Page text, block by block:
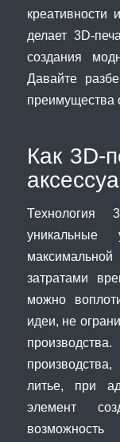
делает 3D-
создания
Давайте
преимущества
Как 3D-
Технология
затратами
можно
идеи, не
литье, при
элемент